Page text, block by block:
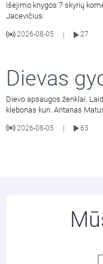
Išėjimo knygos 7 skyrių
Jacevičius.
2026-08-05
27
Dievas
Dievo apsaugos ženklai.
klebonas kun. Antanas
2026-08-05 63